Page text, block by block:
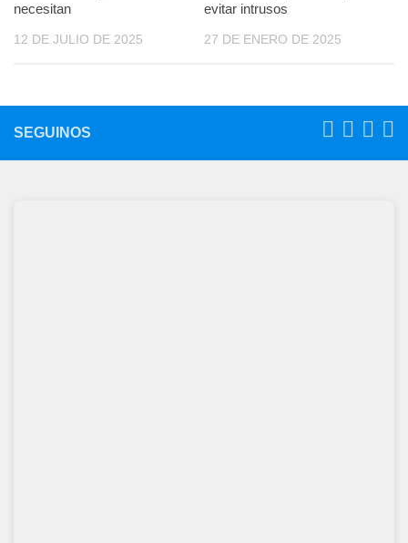
necesitan
12 DE JULIO DE 2025
evitar intrusos
27 DE ENERO DE 2025
SEGUINOS